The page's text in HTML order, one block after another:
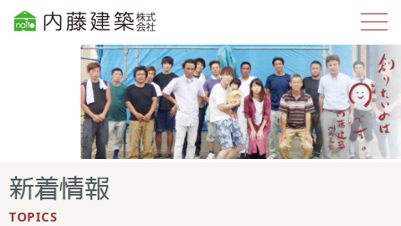
新着情報
TOPICS